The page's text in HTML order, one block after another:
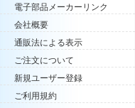
電子部品メーカーリンク
会社概要
通販法による表示
ご注文について
新規ユーザー登録
ご利用規約